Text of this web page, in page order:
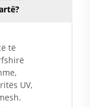
të
UV,